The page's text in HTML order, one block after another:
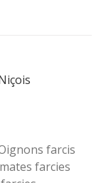
farcis
farcies